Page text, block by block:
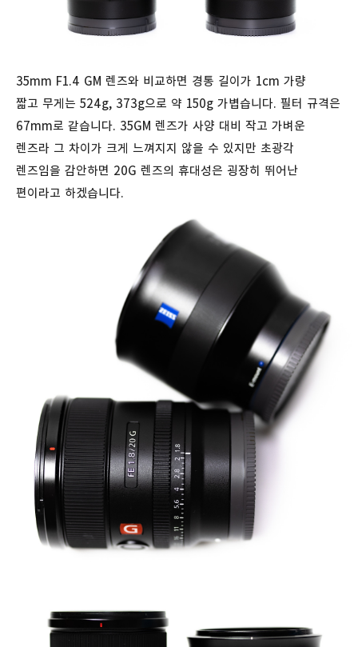
35mm F1.4 GM 렌즈와 비교하면 경통 길이가 1cm 가량
짧고 무게는 524g, 373g으로 약 150g 가볍습니다. 필터 규격은
67mm로 같습니다. 35GM 렌즈가 사양 대비 작고 가벼운
렌즈라 그 차이가 크게 느껴지지 않을 수 있지만 초광각
렌즈임을 감안하면 20G 렌즈의 휴대성은 굉장히 뛰어난
편이라고 하겠습니다.